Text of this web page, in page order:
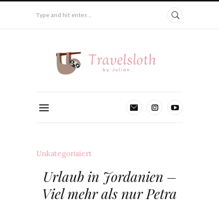
Type and hit enter...
Unkategorisiert
Urlaub in Jordanien –
Viel mehr als nur Petra